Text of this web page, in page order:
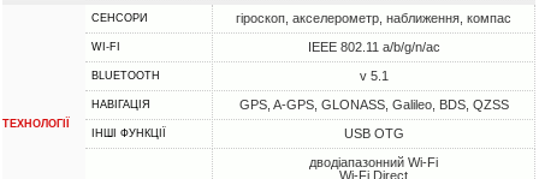
ТЕХНОЛОГІЇ
СЕНСОРИ гіроскоп, акселерометр, наближення, компас
WI-FI IEEE 802.11 a/b/g/n/ac
BLUETOOTH v 5.1
НАВІГАЦІЯ GPS, A-GPS, GLONASS, Galileo, BDS, QZSS
ІНШІ ФУНКЦІЇ USB OTG
дводіапазонний Wi-Fi
Wi-Fi Direct